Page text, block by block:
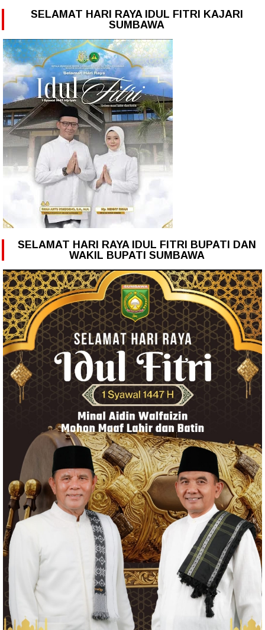
SELAMAT HARI RAYA IDUL FITRI KAJARI
SUMBAWA
SELAMAT HARI RAYA IDUL FITRI BUPATI DAN
WAKIL BUPATI SUMBAWA